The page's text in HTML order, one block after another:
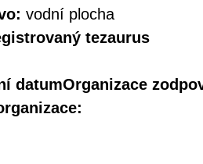
vodní plocha
tezaurus
datumOrganizace